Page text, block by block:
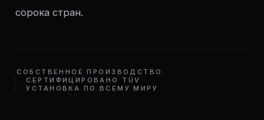
сорока стран.
СОБСТВЕННОЕ ПРОИЗВОДСТВО
СЕРТИФИЦИРОВАНО TÜV
УСТАНОВКА ПО ВСЕМУ МИРУ